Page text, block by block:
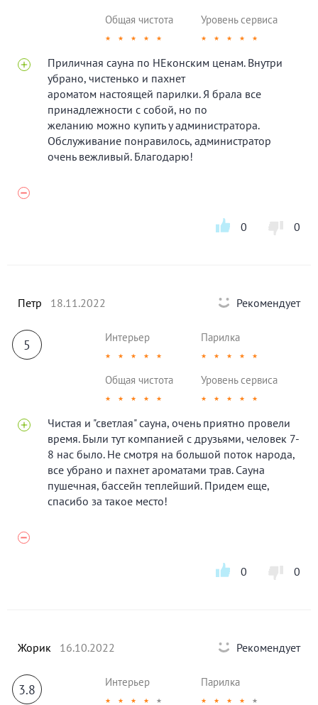
Общая чистота
★ ★ ★ ★ ★
Уровень сервиса
★ ★ ★ ★ ★
Приличная сауна по НЕконским ценам. Внутри
убрано, чистенько и пахнет
ароматом настоящей парилки. Я брала все
принадлежности с собой, но по
желанию можно купить у администратора.
Обслуживание понравилось, администратор
очень вежливый. Благодарю!
0 0
Петр 18.11.2022 Рекомендует
5 Интерьер
★ ★ ★ ★ ★
Парилка
★ ★ ★ ★ ★
Общая чистота
★ ★ ★ ★ ★
Уровень сервиса
★ ★ ★ ★ ★
Чистая и "светлая" сауна, очень приятно провели
время. Были тут компанией с друзьями, человек 7-
8 нас было. Не смотря на большой поток народа,
все убрано и пахнет ароматами трав. Сауна
пушечная, бассейн теплейший. Придем еще,
спасибо за такое место!
0 0
Жорик 16.10.2022 Рекомендует
3.8 Интерьер
★ ★ ★ ★ ★
Парилка
★ ★ ★ ★ ★